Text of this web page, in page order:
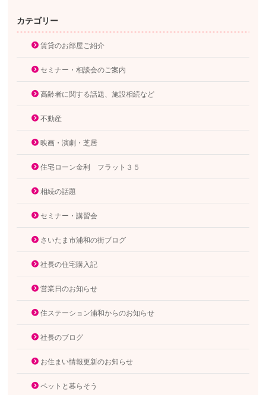
カテゴリー
賃貸のお部屋ご紹介
セミナー・相談会のご案内
高齢者に関する話題、施設相続など
不動産
映画・演劇・芝居
住宅ローン金利 フラット３５
相続の話題
セミナー・講習会
さいたま市浦和の街ブログ
社長の住宅購入記
営業日のお知らせ
住ステーション浦和からのお知らせ
社長のブログ
お住まい情報更新のお知らせ
ペットと暮らそう